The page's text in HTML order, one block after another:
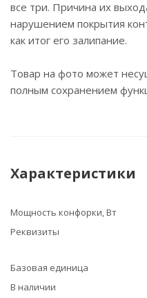
все три. Причина их
нарушением покрытия
как итог его залипание.
Товар на фото может
полным сохранением
Характеристики
Мощность конфорки, Вт
Реквизиты
Базовая единица
В наличии